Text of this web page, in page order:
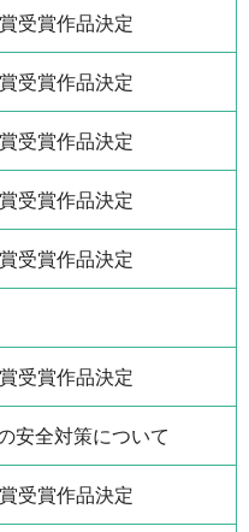
受賞作品決定
受賞作品決定
受賞作品決定
受賞作品決定
受賞作品決定
受賞作品決定
安全対策について
受賞作品決定